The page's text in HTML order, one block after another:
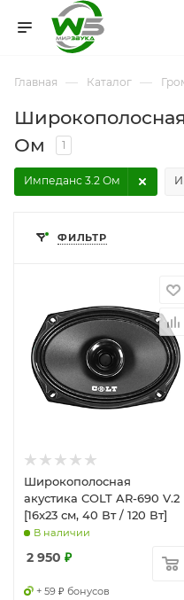
Главная — Каталог —
Ом
1
Импеданс 3.2 Ом
ФИЛЬТР
Широкополосная
акустика COLT AR-690 V.2
[16x23 см, 40 Вт / 120 Вт]
В наличии
2 950 ₽
+ 59 ₽ бонусов